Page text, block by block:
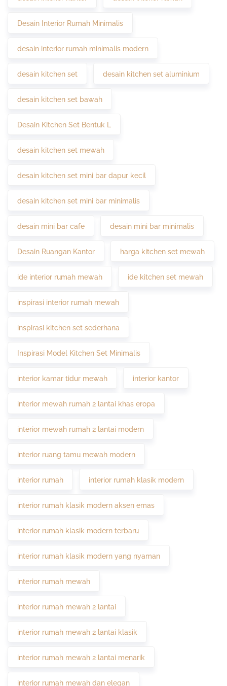
Desain Interior Rumah Minimalis
desain interior rumah minimalis modern
desain kitchen set desain kitchen set aluminium
desain kitchen set bawah
Desain Kitchen Set Bentuk L
desain kitchen set mewah
desain kitchen set mini bar dapur kecil
desain kitchen set mini bar minimalis
desain mini bar cafe desain mini bar minimalis
Desain Ruangan Kantor harga kitchen set mewah
ide interior rumah mewah ide kitchen set mewah
inspirasi interior rumah mewah
inspirasi kitchen set sederhana
Inspirasi Model Kitchen Set Minimalis
interior kamar tidur mewah interior kantor
interior mewah rumah 2 lantai khas eropa
interior mewah rumah 2 lantai modern
interior ruang tamu mewah modern
interior rumah interior rumah klasik modern
interior rumah klasik modern aksen emas
interior rumah klasik modern terbaru
interior rumah klasik modern yang nyaman
interior rumah mewah
interior rumah mewah 2 lantai
interior rumah mewah 2 lantai klasik
interior rumah mewah 2 lantai menarik
interior rumah mewah dan elegan